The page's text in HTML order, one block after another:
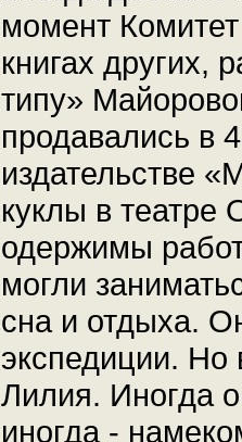
момент
книгах других,
типу»
продавались в
издательстве
куклы в театре
одержимы
могли
сна и отдыха.
экспедиции. Но
Лилия. Иногда
иногда -